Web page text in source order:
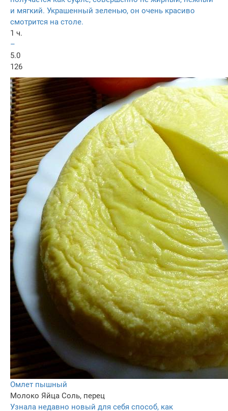
и мягкий. Украшенный зеленью, он очень красиво
смотрится на столе.
1 ч.
–
5.0
126
Омлет пышный
Молоко Яйца Соль, перец
Узнала недавно новый для себя способ, как